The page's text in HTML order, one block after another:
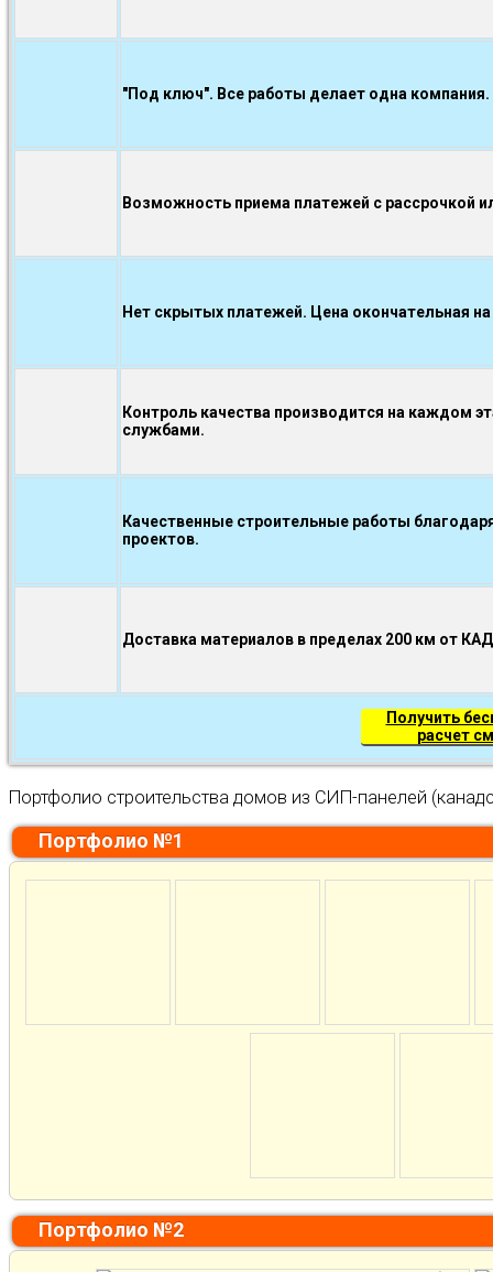
"Под ключ". Все работы делает одна компания.
Возможность приема платежей с рассрочкой
Нет скрытых платежей. Цена окончательная
Контроль качества производится на каждом
службами.
Качественные строительные работы
проектов.
Доставка материалов в пределах 200 км от
Получить
расчет
Портфолио строительства домов из СИП-панелей
Портфолио №1
Портфолио №2